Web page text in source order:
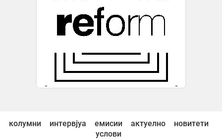
колумни интервјуа емисии актуелно
новитети
услови